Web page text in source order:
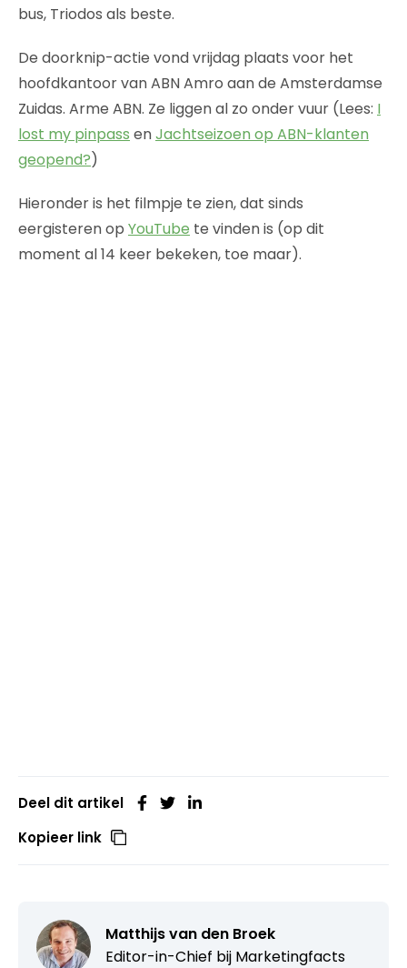
bus, Triodos als beste.
De doorknip-actie vond vrijdag plaats voor het
hoofdkantoor van ABN Amro aan de Amsterdamse
Zuidas. Arme ABN. Ze liggen al zo onder vuur (Lees: I
lost my pinpass enJachtseizoen op ABN-klanten
geopend?)
Hieronder is het filmpje te zien, dat sinds
eergisteren op YouTube te vinden is (op dit
moment al 14 keer bekeken, toe maar).
Deel dit artikel
Kopieer link
Matthijs van den Broek
Editor-in-Chief bij Marketingfacts